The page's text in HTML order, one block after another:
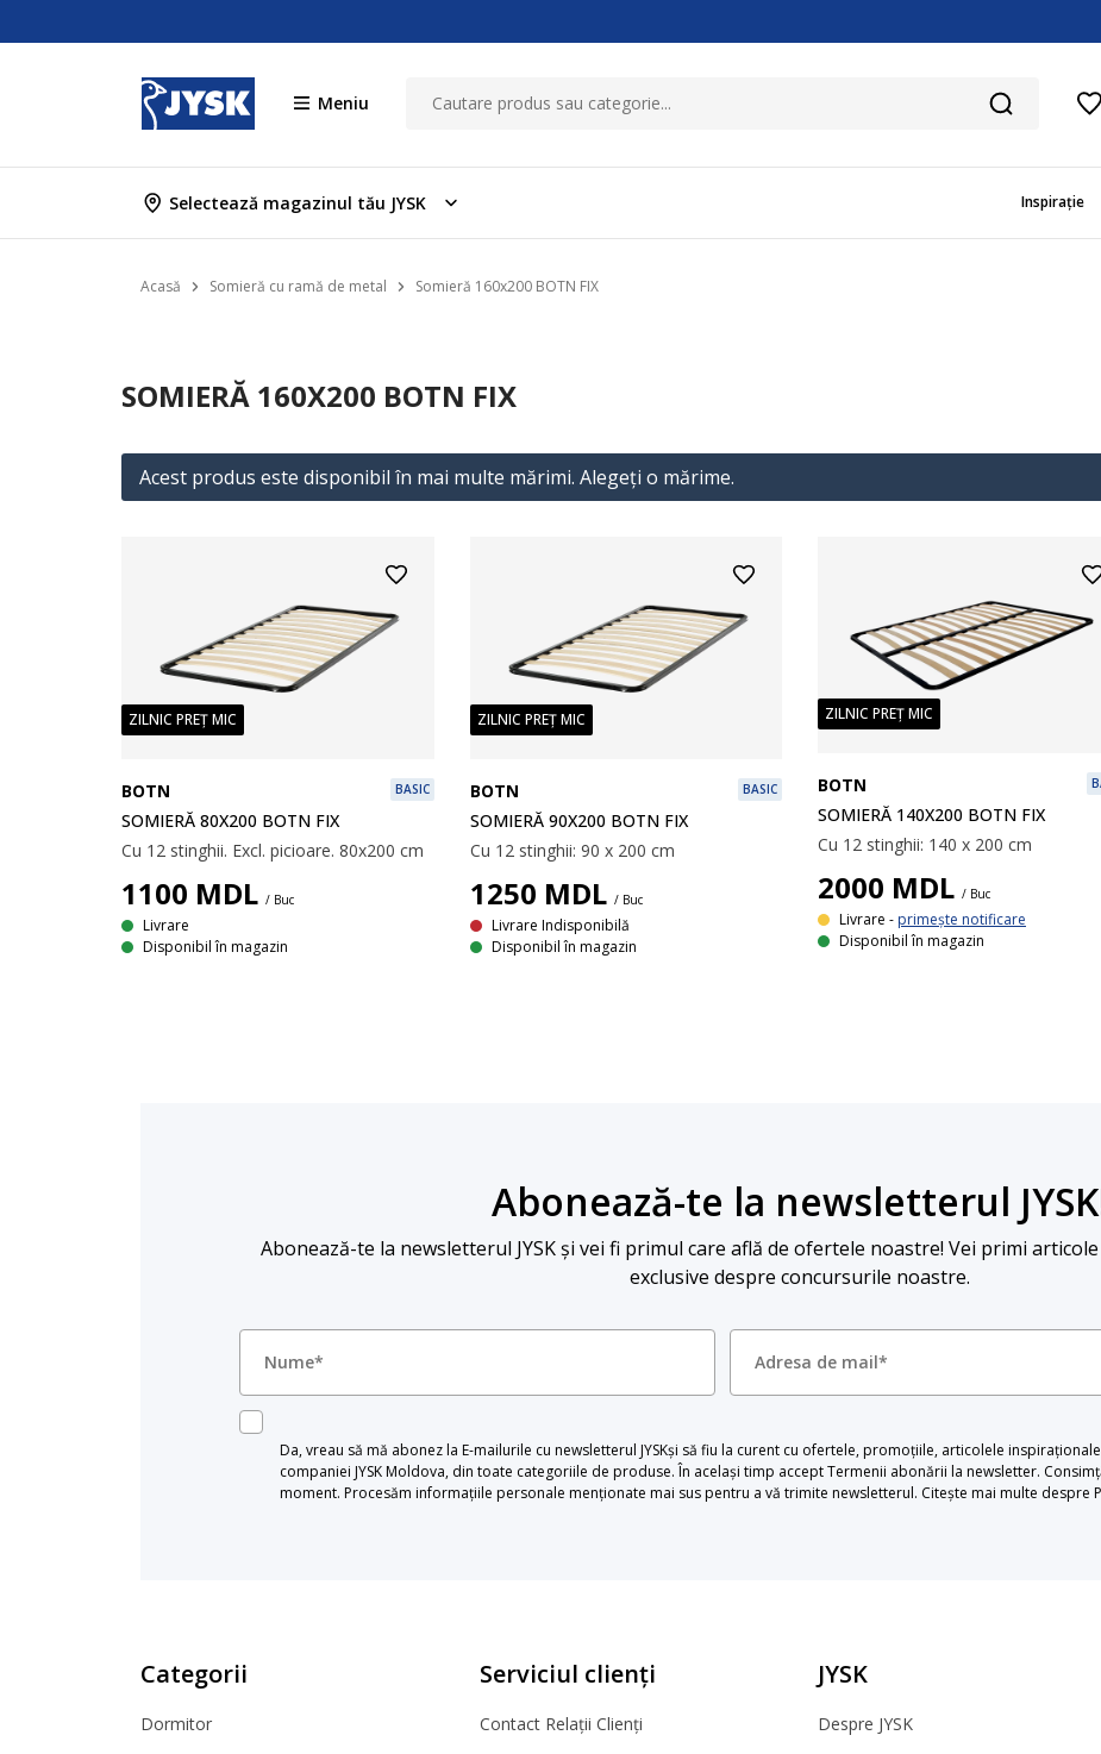
Meniu
Selectează magazinul tău JYSK Inspirație
Acasă Somieră cu ramă de metal Somieră 160x200 BOTN FIX
SOMIERĂ 160X200 BOTN FIX
Acest produs este disponibil în mai multe mărimi. Alegeţi o mărime.
ZILNIC PREȚ MIC
BOTN BASIC
SOMIERĂ 80X200 BOTN FIX
Cu 12 stinghii. Excl. picioare. 80x200 cm
1100 MDL / Buc
Livrare
Disponibil în magazin
ZILNIC PREȚ MIC
BOTN BASIC
SOMIERĂ 90X200 BOTN FIX
Cu 12 stinghii: 90 х 200 cm
1250 MDL / Buc
Livrare Indisponibilă
Disponibil în magazin
ZILNIC PREȚ MIC
BOTN
SOMIERĂ 140X200 BOTN FIX
Cu 12 stinghii: 140 x 200 cm
2000 MDL / Buc
Livrare - primește notificare
Disponibil în magazin
Abonează-te la newsletterul
Abonează-te la newsletterul JYSK și vei fi primul care află de ofertele noastre! Vei primi
exclusive despre concursurile noastre.
Da, vreau să mă abonez la E-mailurile cu newsletterul JYSKși să fiu la curent cu ofertele, promoțiile, articolele
companiei JYSK Moldova, din toate categoriile de produse. În același timp accept Termenii abonării la newsletter.
moment. Procesăm informațiile personale menționate mai sus pentru a vă trimite newsletterul. Citește mai multe despre
Categorii
Dormitor
Serviciul clienți
Contact Relații Clienți
JYSK
Despre JYSK